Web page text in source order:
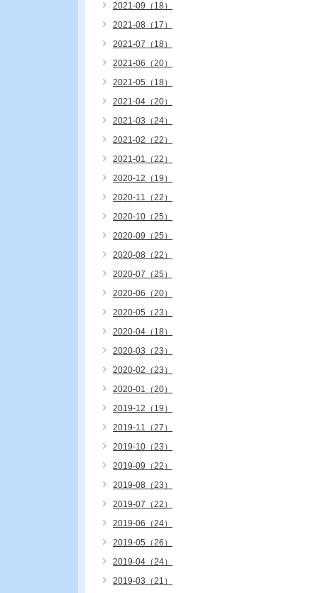
2021-09（18）
2021-08（17）
2021-07（18）
2021-06（20）
2021-05（18）
2021-04（20）
2021-03（24）
2021-02（22）
2021-01（22）
2020-12（19）
2020-11（22）
2020-10（25）
2020-09（25）
2020-08（22）
2020-07（25）
2020-06（20）
2020-05（23）
2020-04（18）
2020-03（23）
2020-02（23）
2020-01（20）
2019-12（19）
2019-11（27）
2019-10（23）
2019-09（22）
2019-08（23）
2019-07（22）
2019-06（24）
2019-05（26）
2019-04（24）
2019-03（21）